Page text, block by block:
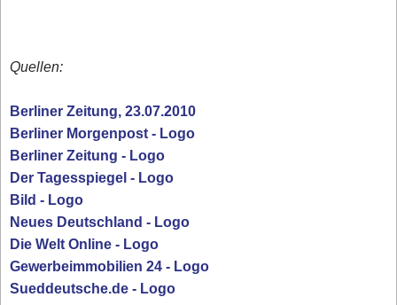
Berliner Zeitung, 23.07.2010
Berliner Morgenpost - Logo
Berliner Zeitung - Logo
Der Tagesspiegel - Logo
Bild - Logo
Neues Deutschland - Logo
Die Welt Online - Logo
Gewerbeimmobilien 24 - Logo